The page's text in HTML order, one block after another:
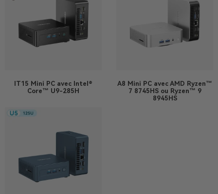
IT15 Mini PC avec Intel®
Core™ U9-285H
A8 Mini PC avec AMD Ryzen™
7 8745HS ou Ryzen™ 9
8945HS